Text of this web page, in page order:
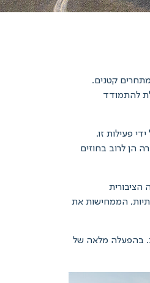
קטנים.
להתמודד
פעילות זו.
הן לרוב בחוזים
הציבורית
משמעותיות, הממחישות את
בהפעלה מלאה של